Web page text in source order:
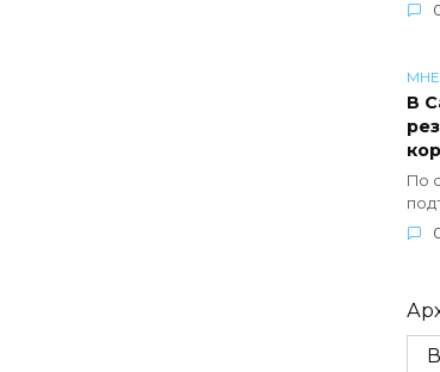
В
По